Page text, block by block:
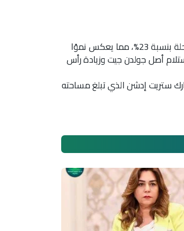
وترجع هذه الزيادة إلى ارتفاع صافي ربح الفترة و بالتالي زيادة الأرباح المرحلة بنسبة 23%، مما يعكس نموًا
أصل جولدن جيت وزيادة رأس
ستريت إدشن الذي تبلغ مساحته